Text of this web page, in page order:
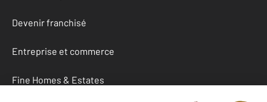
Devenir franchisé
Entreprise et commerce
Fine Homes & Estates